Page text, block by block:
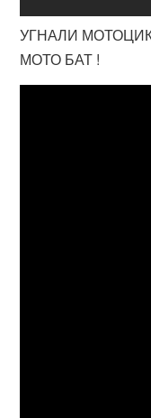
УГНАЛИ
МОТО БАТ !